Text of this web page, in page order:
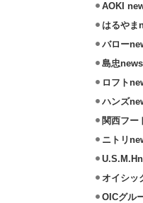
AOKI
はるやま
バロー
島忠
ロフト
ハンズ
関西フー
ニトリ
オイシッ
OICグル